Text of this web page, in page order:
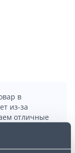
в
из-за
отличные
здесь - вы